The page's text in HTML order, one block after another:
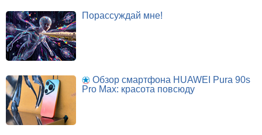
Порассуждай мне!
Обзор смартфона HUAWEI Pura 90s
Pro Max: красота повсюду